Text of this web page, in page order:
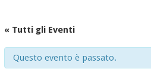
« Tutti gli Eventi
Questo evento è passato.